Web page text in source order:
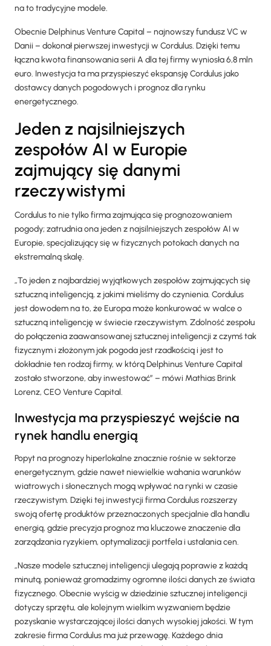
na to tradycyjne modele.
Obecnie Delphinus Venture Capital – najnowszy fundusz VC w
Danii – dokonał pierwszej inwestycji w Cordulus. Dzięki temu
łączna kwota finansowania serii A dla tej firmy wyniosła 6,8 mln
euro. Inwestycja ta ma przyspieszyć ekspansję Cordulus jako
dostawcy danych pogodowych i prognoz dla rynku
energetycznego.
Jeden z najsilniejszych
zespołów AI w Europie
zajmujący się danymi
rzeczywistymi
Cordulus to nie tylko firma zajmująca się prognozowaniem
pogody; zatrudnia ona jeden z najsilniejszych zespołów AI w
Europie, specjalizujący się w fizycznych potokach danych na
ekstremalną skalę.
„To jeden z najbardziej wyjątkowych zespołów zajmujących się
sztuczną inteligencją, z jakimi mieliśmy do czynienia. Cordulus
jest dowodem na to, że Europa może konkurować w walce o
sztuczną inteligencję w świecie rzeczywistym. Zdolność zespołu
do połączenia zaawansowanej sztucznej inteligencji z czymś tak
fizycznym i złożonym jak pogoda jest rzadkością i jest to
dokładnie ten rodzaj firmy, w którą Delphinus Venture Capital
zostało stworzone, aby inwestować” – mówi Mathias Brink
Lorenz, CEO Venture Capital.
Inwestycja ma przyspieszyć wejście na
rynek handlu energią
Popyt na prognozy hiperlokalne znacznie rośnie w sektorze
energetycznym, gdzie nawet niewielkie wahania warunków
wiatrowych i słonecznych mogą wpływać na rynki w czasie
rzeczywistym. Dzięki tej inwestycji firma Cordulus rozszerzy
swoją ofertę produktów przeznaczonych specjalnie dla handlu
energią, gdzie precyzja prognoz ma kluczowe znaczenie dla
zarządzania ryzykiem, optymalizacji portfela i ustalania cen.
„Nasze modele sztucznej inteligencji ulegają poprawie z każdą
minutą, ponieważ gromadzimy ogromne ilości danych ze świata
fizycznego. Obecnie wyścig w dziedzinie sztucznej inteligencji
dotyczy sprzętu, ale kolejnym wielkim wyzwaniem będzie
pozyskanie wystarczającej ilości danych wysokiej jakości. W tym
zakresie firma Cordulus ma już przewagę. Każdego dnia